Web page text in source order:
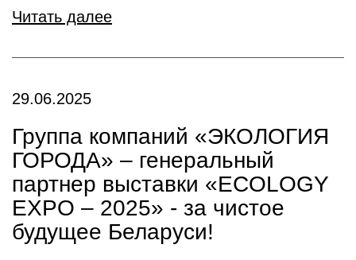
Читать далее
29.06.2025
Группа компаний «ЭКОЛОГИЯ
ГОРОДА» – генеральный
партнер выставки «ECOLOGY
EXPO – 2025» - за чистое
будущее Беларуси!